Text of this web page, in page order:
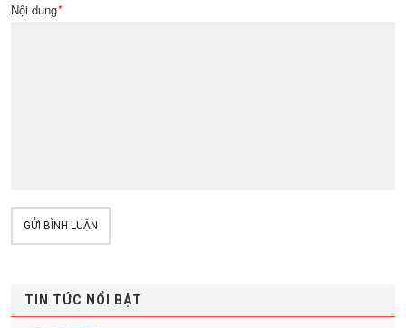
Nội dung*
GỬI BÌNH LUẬN
TIN TỨC NỔI BẬT